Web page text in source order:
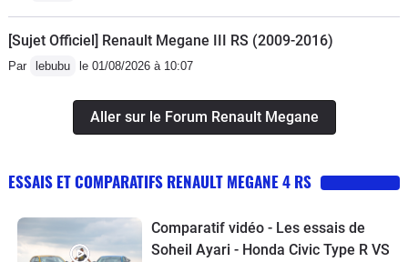
[Sujet Officiel] Renault Megane III RS (2009-2016)
Par lebubu le 01/08/2026 à 10:07
Aller sur le Forum Renault Megane
ESSAIS ET COMPARATIFS RENAULT MEGANE 4 RS
Comparatif vidéo - Les essais de
Soheil Ayari - Honda Civic Type R VS